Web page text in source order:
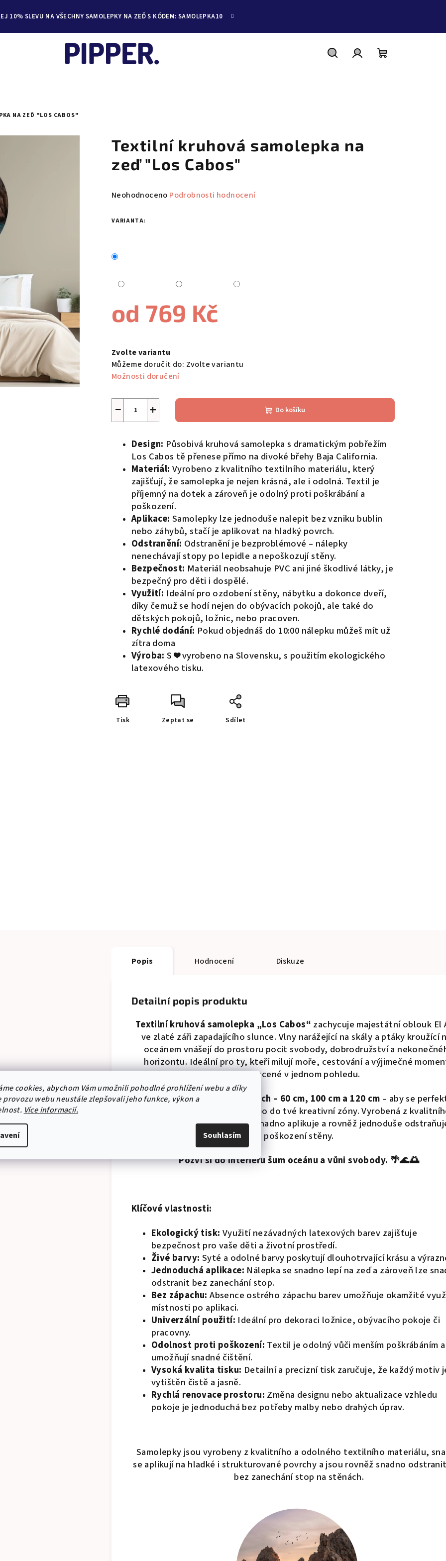
cookies, abychom Vám umožnili pohodlné prohlížení webu a díky
provozu webu neustále zlepšovali jeho funkce, výkon a
Více informacií.
Souhlasím
10% SLEVU NA VŠECHNY SAMOLEPKY NA ZEĎ S KÓDEM: SAMOLEPKA10
NA ZEĎ "LOS CABOS"
Textilní kruhová samolepka na
zeď "Los Cabos"
Průměrné
produktu
z
hvězdiček.
Neohodnoceno Podrobnosti hodnocení
VARIANTA:
od 769 Kč
cena:
Zvolte variantu
Můžeme doručit do: Zvolte variantu
Možnosti doručení
+
− Do košíku
Design: Působivá kruhová samolepka s dramatickým pobřežím
Los Cabos tě přenese přímo na divoké břehy Baja California.
Materiál: Vyrobeno z kvalitního textilního materiálu, který
zajišťují, že samolepka je nejen krásná, ale i odolná. Textil je
příjemný na dotek a zároveň je odolný proti poškrábání a
poškození.
Aplikace: Samolepky lze jednoduše nalepit bez vzniku bublin
nebo záhybů, stačí je aplikovat na hladký povrch.
Odstranění: Odstranění je bezproblémové – nálepky
nenechávají stopy po lepidle a nepoškozují stěny.
Bezpečnost: Materiál neobsahuje PVC ani jiné škodlivé látky, je
bezpečný pro děti i dospělé.
Využití: Ideální pro ozdobení stěny, nábytku a dokonce dveří,
díky čemuž se hodí nejen do obývacích pokojů, ale také do
dětských pokojů, ložnic, nebo pracoven.
Rychlé dodání: Pokud objednáš do 10:00 nálepku můžeš mít už
zítra doma
Výroba: S ❤️ vyrobeno na Slovensku, s použitím ekologického
latexového tisku.
Tisk Zeptat se Sdílet
Popis Hodnocení Diskuze
Detailní popis produktu
Textilní kruhová samolepka „Los Cabos“ zachycuje majestátní oblouk El
ve zlaté záři zapadajícího slunce. Vlny narážející na skály a ptáky kroužící
oceánem vnášejí do prostoru pocit svobody, dobrodružství a
horizontu. Ideální pro ty, kteří milují moře, cestování a výjimečné
zachycené v jednom pohledu.
Dostupná ve třech velikostech – 60 cm, 100 cm a 120 cm – aby se
hodila nad postel, gauč nebo do tvé kreativní zóny. Vyrobená z
textilního materiálu, který se snadno aplikuje a rovněž jednoduše
poškození stěny.
Pozvi si do interiéru šum oceánu a vůni svobody. 🌴🌊🌅
Klíčové vlastnosti:
Ekologický tisk: Využití nezávadných latexových barev zajišťuje
bezpečnost pro vaše děti a životní prostředí.
Živé barvy: Syté a odolné barvy poskytují dlouhotrvající krásu a
Jednoduchá aplikace: Nálepka se snadno lepí na zeď a zároveň lze
odstranit bez zanechání stop.
Bez zápachu:Absence ostrého zápachu barev umožňuje okamžité
místnosti po aplikaci.
Univerzální použití: Ideální pro dekoraci ložnice, obývacího pokoje či
pracovny.
Odolnost proti poškození: Textil je odolný vůči menším poškrábáním a
umožňují snadné čištění.
Vysoká kvalita tisku: Detailní a precizní tisk zaručuje, že každý motiv
vytištěn čistě a jasně.
Rychlá renovace prostoru: Změna designu nebo aktualizace vzhledu
pokoje je jednoduchá bez potřeby malby nebo drahých úprav.
Samolepky jsou vyrobeny z kvalitního a odolného textilního materiálu,
se aplikují na hladké i strukturované povrchy a jsou rovněž snadno
bez zanechání stop na stěnách.